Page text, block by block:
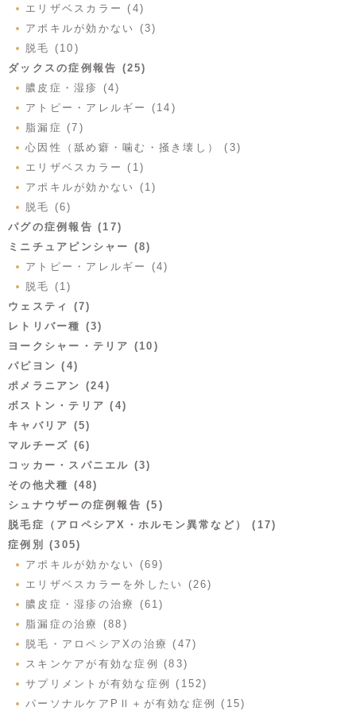
エリザベスカラー (4)
アポキルが効かない (3)
脱毛 (10)
ダックスの症例報告 (25)
膿皮症・湿疹 (4)
アトピー・アレルギー (14)
脂漏症 (7)
心因性（舐め癖・噛む・掻き壊し） (3)
エリザベスカラー (1)
アポキルが効かない (1)
脱毛 (6)
パグの症例報告 (17)
ミニチュアピンシャー (8)
アトピー・アレルギー (4)
脱毛 (1)
ウェスティ (7)
レトリバー種 (3)
ヨークシャー・テリア (10)
パピヨン (4)
ポメラニアン (24)
ボストン・テリア (4)
キャバリア (5)
マルチーズ (6)
コッカー・スパニエル (3)
その他犬種 (48)
シュナウザーの症例報告 (5)
脱毛症（アロペシアX・ホルモン異常など） (17)
症例別 (305)
アポキルが効かない (69)
エリザベスカラーを外したい (26)
膿皮症・湿疹の治療 (61)
脂漏症の治療 (88)
脱毛・アロペシアXの治療 (47)
スキンケアが有効な症例 (83)
サプリメントが有効な症例 (152)
パーソナルケアPⅡ＋が有効な症例 (15)